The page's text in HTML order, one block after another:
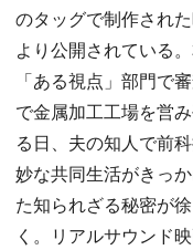
のタッグで制作され
より公開されている
「ある視点」部門で
で金属加工工場を営
る日、夫の知人で前
妙な共同生活がきっ
た知られざる秘密が
く。リアルサウンド